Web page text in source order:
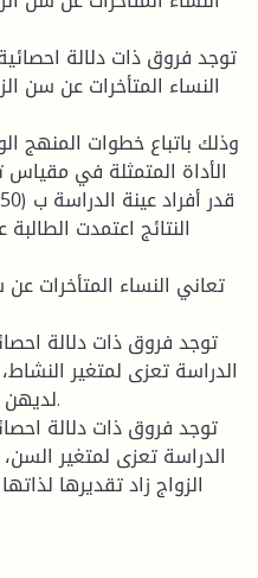
النساء المتأخرات عن سن
وذلك باتباع خطوات المنهج
الأداة المتمثلة في
النتائج اعتمدت
الدراسة تعزى لمتغير
لديهن
الدراسة تعزى لمتغير
الزواج زاد تقديرها